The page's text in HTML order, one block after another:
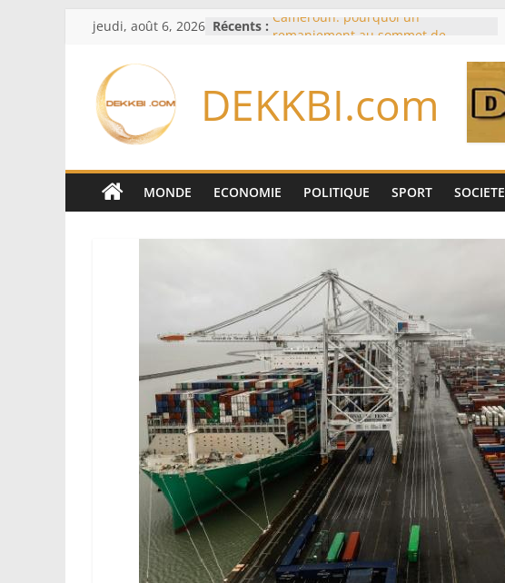
Passer
contenu
jeudi, août 6, 2026 Récents : Cameroun: pourquoi un
l’armée alors que Paul Biya est hors
Meta se lance sur le marché des
logiciels écrits par l’IA, dominé par
records dans l’espoir d’un accord
Disney s’associe à TikTok pour tirer
davantage profit de ses univers
France – Algérie: l’affaire Mehdi
policière contre le narcotrafic
DEKKBI.com
MONDE ECONOMIE POLITIQUE SPORT SOCIETE